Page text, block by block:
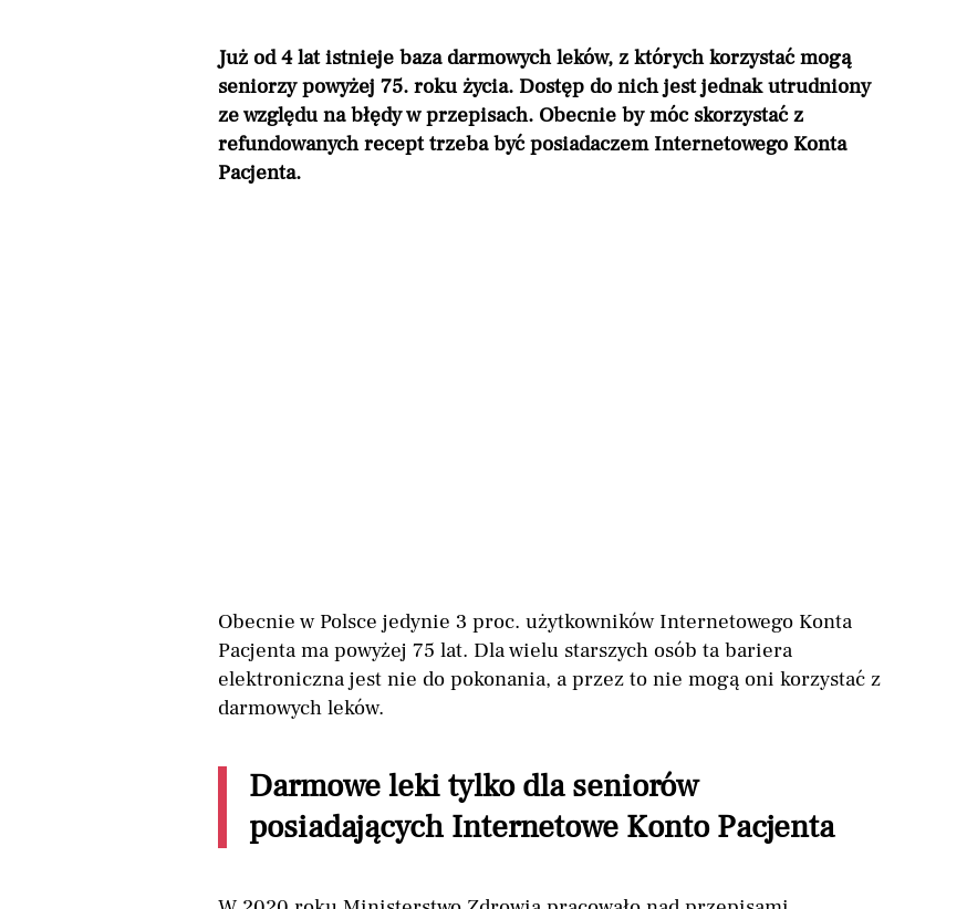
Już od 4 lat istnieje baza darmowych leków, z których korzystać mogą
seniorzy powyżej 75. roku życia. Dostęp do nich jest jednak utrudniony
ze względu na błędy w przepisach. Obecnie by móc skorzystać z
refundowanych recept trzeba być posiadaczem Internetowego Konta
Pacjenta.
Obecnie w Polsce jedynie 3 proc. użytkowników Internetowego Konta
Pacjenta ma powyżej 75 lat. Dla wielu starszych osób ta bariera
elektroniczna jest nie do pokonania, a przez to nie mogą oni korzystać z
darmowych leków.
Darmowe leki tylko dla seniorów
posiadających Internetowe Konto Pacjenta